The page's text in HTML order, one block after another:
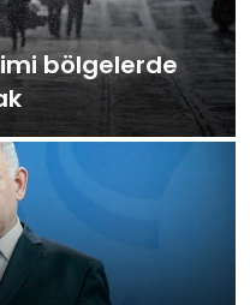
bölgelerde